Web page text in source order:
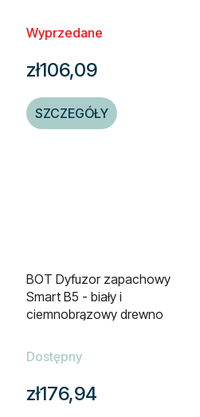
Wyprzedane
zł106,09
SZCZEGÓŁY
BOT Dyfuzor zapachowy
Smart B5 - biały i
ciemnobrązowy drewno
Dostępny
zł176,94